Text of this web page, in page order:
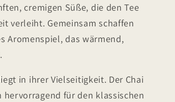
cremigen Süße, die den Tee
verleiht. Gemeinsam schaffen
Aromenspiel, das wärmend,
in ihrer Vielseitigkeit. Der Chai
für den klassischen